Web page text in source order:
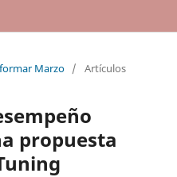
Marzo / Artículos
propuesta